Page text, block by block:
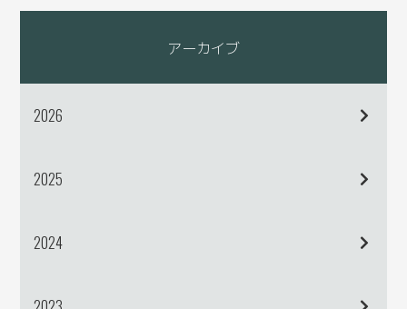
アーカイブ
2026
2025
2024